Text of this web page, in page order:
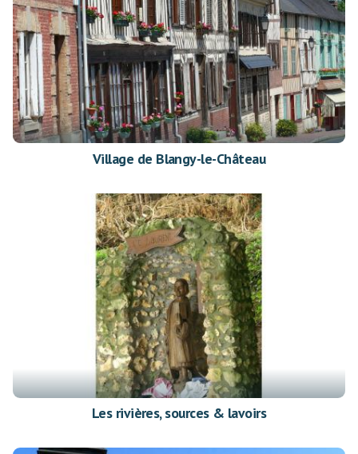
Village de Blangy-le-Château
Les rivières, sources & lavoirs